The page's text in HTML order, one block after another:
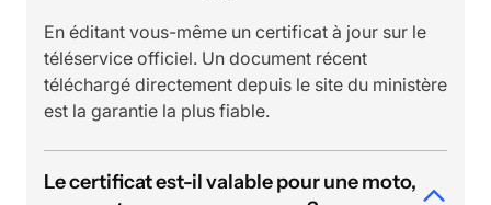
En éditant vous-même un certificat à jour sur le
téléservice officiel. Un document récent
téléchargé directement depuis le site du ministère
est la garantie la plus fiable.
Le certificat est-il valable pour une moto,